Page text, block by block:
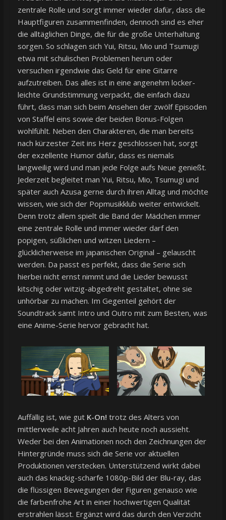
zentrale Rolle und sorgt immer wieder dafür, dass die
Hauptfiguren zusammenfinden, dennoch sind es eher
die alltäglichen Dinge, die für die große Unterhaltung
sorgen. So schlagen sich Yui, Ritsu, Mio und Tsumugi
etwa mit schulischen Problemen herum oder
versuchen irgendwie das Geld für eine Gitarre
aufzutreiben. Das alles ist in eine angenehm locker-
leichte Grundstimmung verpackt, die einfach dazu
führt, dass man sich beim Ansehen der zwölf Episoden
von Staffel eins sowie der beiden Bonus-Folgen
wohlfühlt. Neben den Charakteren, die man bereits
nach kürzester Zeit ins Herz geschlossen hat, sorgt
der exzellente Humor dafür, dass es niemals
langweilig wird und man jede Folge aufs Neue genießt.
Jederzeit begleitet man Yui, Ritsu, Mio, Tsumugi und
später auch Azusa gerne durch ihren Alltag und möchte
wissen, wie sich der Popmusikklub weiter entwickelt.
Denn trotz allem spielt die Band der Mädchen immer
eine zentrale Rolle und immer wieder darf den
popigen, süßlichen und witzen Liedern –
glücklicherweise im japanischen Original – gelauscht
werden. Da passt es perfekt, dass die Serie sich
hierbei nicht ernst nimmt und die Lieder bewusst
kitschig oder witzig-abgedreht gestaltet, ohne sie
unhörbar zu machen. Im Gegenteil gehört der
Soundtrack samt Intro und Outro mit zum Besten, was
eine Anime-Serie hervor gebracht hat.
Auffällig ist, wie gut K-On! trotz des Alters von
mittlerweile acht Jahren auch heute noch aussieht.
Weder bei den Animationen noch den Zeichnungen der
Hintergründe muss sich die Serie vor aktuellen
Produktionen verstecken. Unterstützend wirkt dabei
auch das knackig-scharfe 1080p-Bild der Blu-ray, das
die flüssigen Bewegungen der Figuren genauso wie
die farbenfrohe Art in einer hochwertigen Qualität
erstrahlen lässt. Ergänzt wird das durch den Verzicht